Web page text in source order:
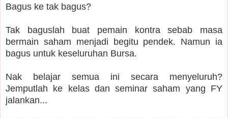
Bagus ke tak bagus?
Tak baguslah buat pemain kontra sebab masa
bermain saham menjadi begitu pendek. Namun ia
bagus untuk keseluruhan Bursa.
Nak belajar semua ini secara menyeluruh?
Jemputlah ke kelas dan seminar saham yang FY
jalankan...